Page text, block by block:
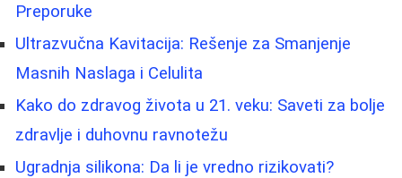
Preporuke
Ultrazvučna Kavitacija: Rešenje za Smanjenje
Masnih Naslaga i Celulita
Kako do zdravog života u 21. veku: Saveti za bolje
zdravlje i duhovnu ravnotežu
Ugradnja silikona: Da li je vredno rizikovati?